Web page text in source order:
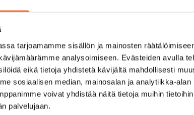
tarjoamamme sisällön ja mainosten
analysoimiseen. Evästeiden avulla
eikä tietoja yhdistetä kävijältä mahdollisesti
sosiaalisen median, mainosalan ja analytiikka-
voivat yhdistää näitä tietoja muihin
palvelujaan.
vuokraan
itse sähkösopimuksen.